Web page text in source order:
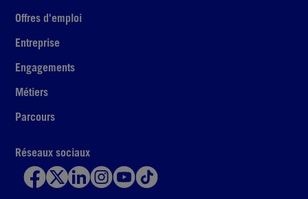
Offres d'emploi
Entreprise
Engagements
Métiers
Parcours
Réseaux sociaux